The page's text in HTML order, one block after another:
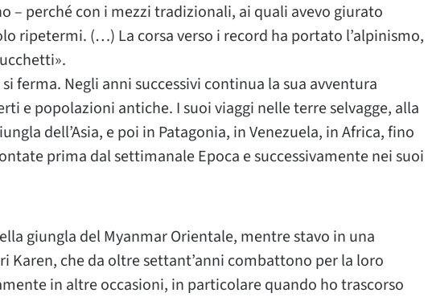
– perché con i mezzi tradizionali, ai quali avevo giurato
ripetermi. (…) La corsa verso i record ha portato l’alpinismo,
ferma. Negli anni successivi continua la sua avventura
e popolazioni antiche. I suoi viaggi nelle terre selvagge, alla
dell’Asia, e poi in Patagonia, in Venezuela, in Africa, fino
prima dal settimanale Epoca e successivamente nei suoi
giungla del Myanmar Orientale, mentre stavo in una
Karen, che da oltre settant’anni combattono per la loro
in altre occasioni, in particolare quando ho trascorso